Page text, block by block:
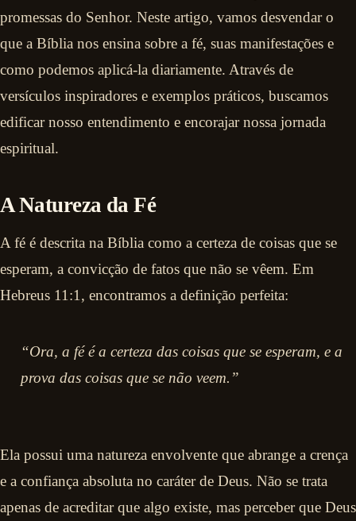
promessas do Senhor. Neste artigo, vamos desvendar o
que a Bíblia nos ensina sobre a fé, suas manifestações e
como podemos aplicá-la diariamente. Através de
versículos inspiradores e exemplos práticos, buscamos
edificar nosso entendimento e encorajar nossa jornada
espiritual.
A Natureza da Fé
A fé é descrita na Bíblia como a certeza de coisas que se
esperam, a convicção de fatos que não se vêem. Em
Hebreus 11:1, encontramos a definição perfeita:
“Ora, a fé é a certeza das coisas que se esperam, e a
prova das coisas que se não veem.”
Ela possui uma natureza envolvente que abrange a crença
e a confiança absoluta no caráter de Deus. Não se trata
apenas de acreditar que algo existe, mas perceber que Deus